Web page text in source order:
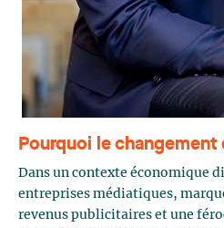
Pourquoi le
Dans un contexte économique
entreprises médiatiques,
revenus publicitaires et une